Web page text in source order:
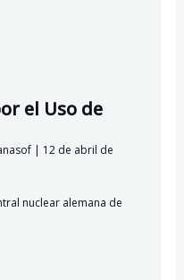
el Uso de
| 12 de abril de
nuclear alemana de